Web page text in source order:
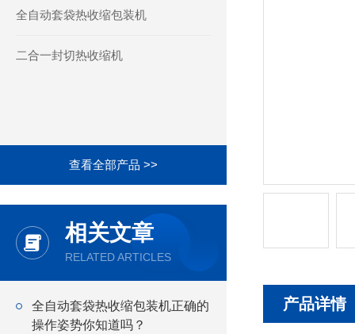
全自动套袋热收缩包装机
二合一封切热收缩机
查看全部产品 >>
相关文章
RELATED ARTICLES
全自动套袋热收缩包装机正确的
操作姿势你知道吗？
产品详情